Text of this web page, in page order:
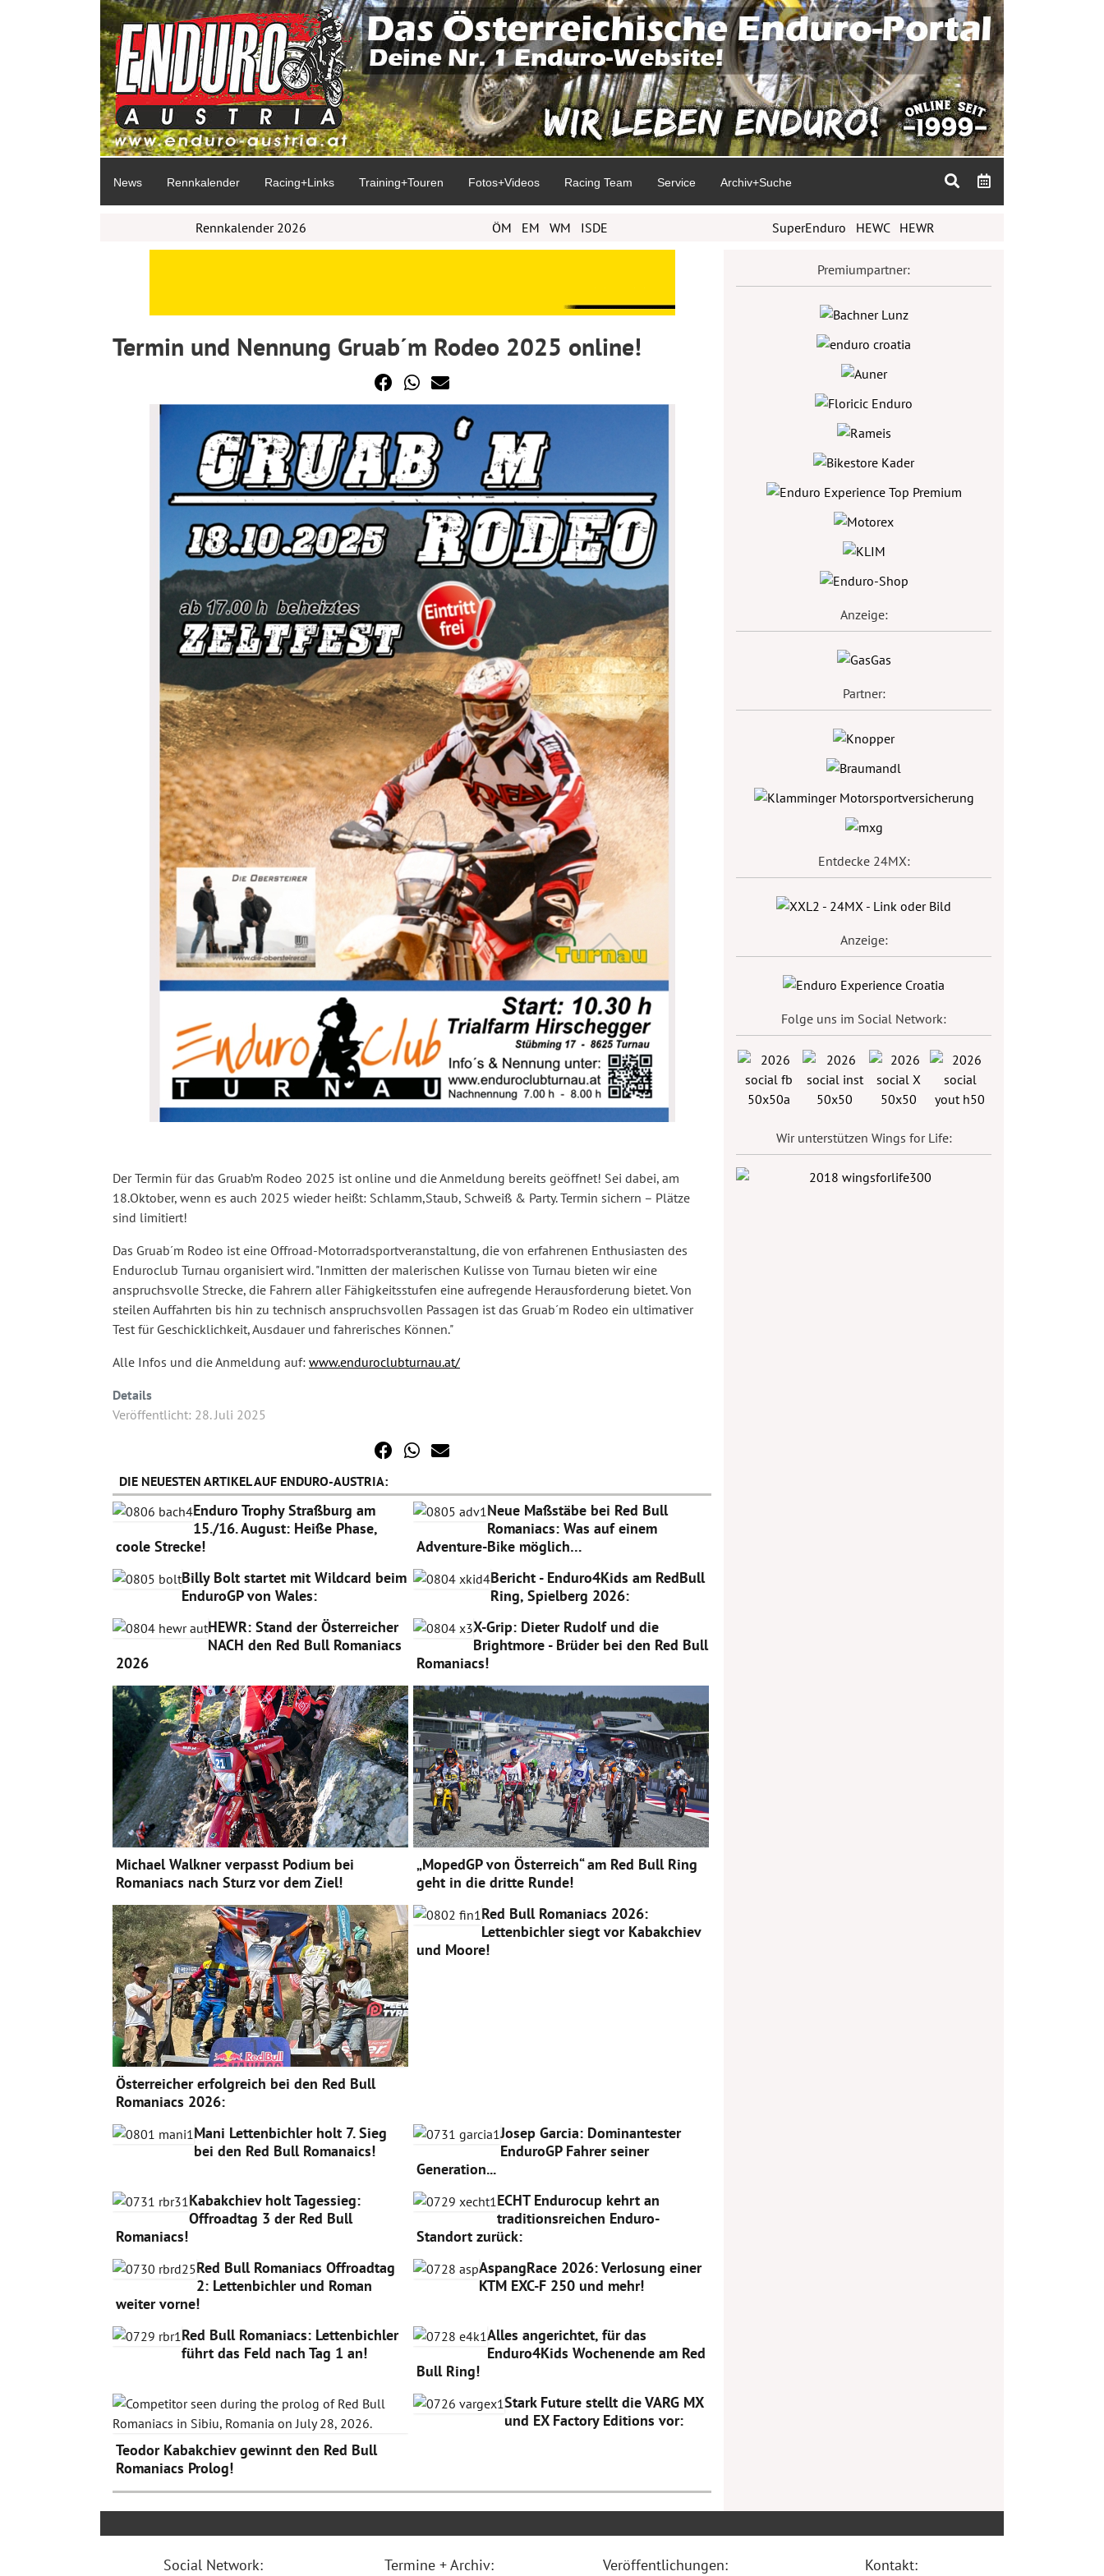
News Rennkalender Racing+Links Training+Touren Fotos+Videos Racing Team Service Archiv+Suche
Rennkalender 2026 ÖM EM WM ISDE SuperEnduro HEWC HEWR
Termin und Nennung Gruab´m Rodeo 2025 online!
Der Termin für das Gruab’m Rodeo 2025 ist online und die Anmeldung bereits geöffnet! Sei dabei, am
18.Oktober, wenn es auch 2025 wieder heißt: Schlamm,Staub, Schweiß & Party. Termin sichern – Plätze
sind limitiert!
Das Gruab´m Rodeo ist eine Offroad-Motorradsportveranstaltung, die von erfahrenen Enthusiasten des
Enduroclub Turnau organisiert wird. "Inmitten der malerischen Kulisse von Turnau bieten wir eine
anspruchsvolle Strecke, die Fahrern aller Fähigkeitsstufen eine aufregende Herausforderung bietet. Von
steilen Auffahrten bis hin zu technisch anspruchsvollen Passagen ist das Gruab´m Rodeo ein ultimativer
Test für Geschicklichkeit, Ausdauer und fahrerisches Können."
Alle Infos und die Anmeldung auf: www.enduroclubturnau.at/
Details
Veröffentlicht: 28. Juli 2025
DIE NEUESTEN ARTIKEL AUF ENDURO-AUSTRIA:
Enduro Trophy Straßburg am
15./16. August: Heiße Phase,
coole Strecke!
Neue Maßstäbe bei Red Bull
Romaniacs: Was auf einem
Adventure-Bike möglich…
Billy Bolt startet mit Wildcard beim
EnduroGP von Wales:
Bericht - Enduro4Kids am RedBull
Ring, Spielberg 2026:
HEWR: Stand der Österreicher
NACH den Red Bull Romaniacs
2026
X-Grip: Dieter Rudolf und die
Brightmore - Brüder bei den Red Bull
Romaniacs!
Michael Walkner verpasst Podium bei
Romaniacs nach Sturz vor dem Ziel!
„MopedGP von Österreich“ am Red Bull Ring
geht in die dritte Runde!
Österreicher erfolgreich bei den Red Bull
Romaniacs 2026:
Red Bull Romaniacs 2026:
Lettenbichler siegt vor Kabakchiev
und Moore!
Mani Lettenbichler holt 7. Sieg
bei den Red Bull Romanaics!
Josep Garcia: Dominantester
EnduroGP Fahrer seiner
Generation...
Kabakchiev holt Tagessieg:
Offroadtag 3 der Red Bull
Romaniacs!
ECHT Endurocup kehrt an
traditionsreichen Enduro-
Standort zurück:
Red Bull Romaniacs Offroadtag
2: Lettenbichler und Roman
weiter vorne!
AspangRace 2026: Verlosung einer
KTM EXC-F 250 und mehr!
Red Bull Romaniacs: Lettenbichler
führt das Feld nach Tag 1 an!
Alles angerichtet, für das
Enduro4Kids Wochenende am Red
Bull Ring!
Teodor Kabakchiev gewinnt den Red Bull
Romaniacs Prolog!
Stark Future stellt die VARG MX
und EX Factory Editions vor:
Premiumpartner:
Anzeige:
Partner:
Entdecke 24MX:
Anzeige:
Folge uns im Social Network:
Wir unterstützen Wings for Life:
Social Network: Termine + Archiv: Veröffentlichungen: Kontakt: